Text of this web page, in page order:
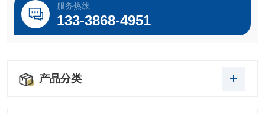
服务热线
133-3868-4951
产品分类